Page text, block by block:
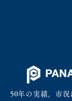
50年の実績。市